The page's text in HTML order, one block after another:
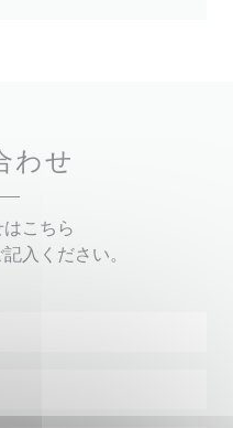
わせ
こちら
入ください。